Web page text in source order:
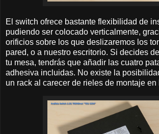
El switch ofrece bastante flexibilidad de
pudiendo ser colocado verticalmente,
orificios sobre los que deslizaremos los
pared, o a nuestro escritorio. Si decides
tu mesa, tendrás que añadir las cuatro
adhesiva incluidas. No existe la
un rack al carecer de rieles de montaje en